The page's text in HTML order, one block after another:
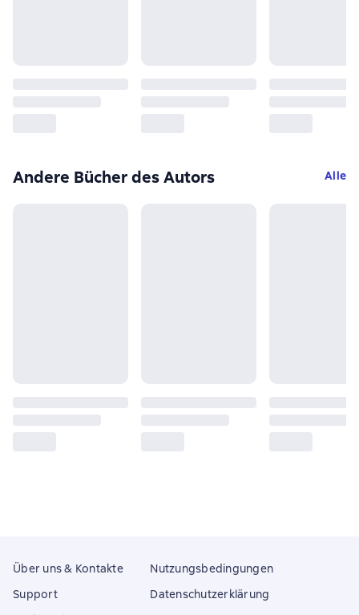
Andere Bücher des Autors Alle
Über uns & Kontakte
Support
Nutzungsbedingungen
Datenschutzerklärung